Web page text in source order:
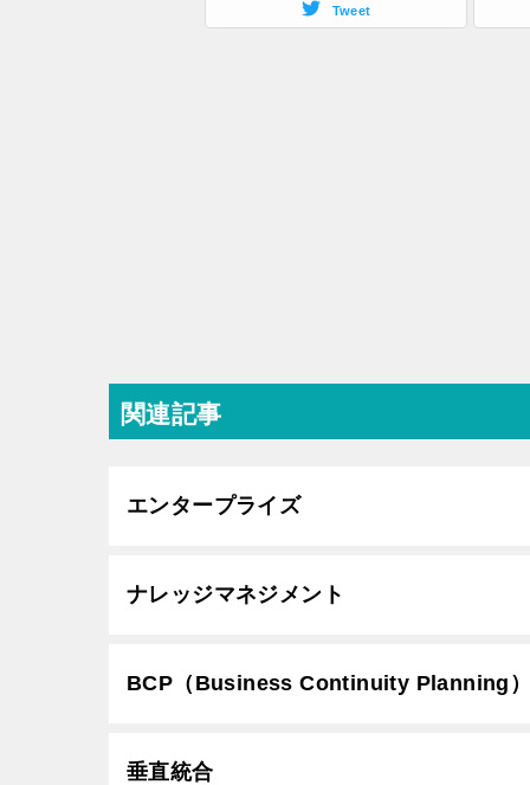
Tweet
関連記事
エンタープライズ
ナレッジマネジメント
BCP（Business Continuity Planning
垂直統合